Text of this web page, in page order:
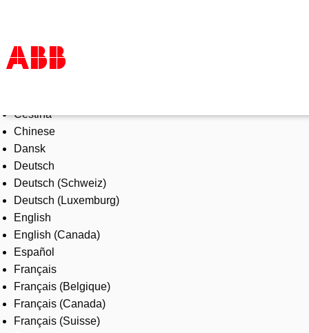
Products & Solutions
Industries
Services
About us
Where to buy
Contact us
Careers
Čeština
Chinese
Dansk
Deutsch
Deutsch (Schweiz)
Deutsch (Luxemburg)
English
English (Canada)
Español
Français
Français (Belgique)
Français (Canada)
Français (Suisse)